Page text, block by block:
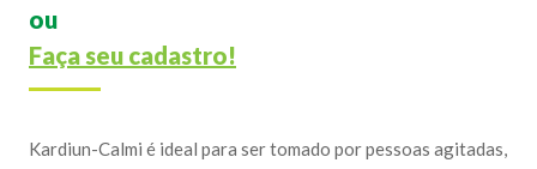
ou
Faça seu cadastro!
Kardiun-Calmi é ideal para ser tomado por pessoas agitadas,